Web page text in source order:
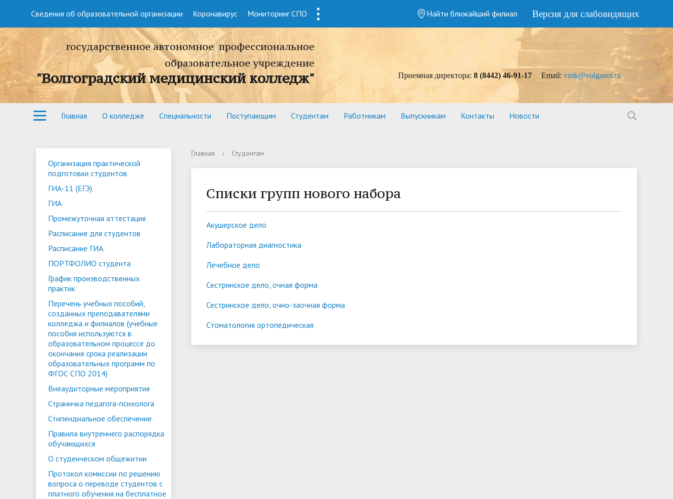
Сведения об образовательной организации Коронавирус Мониторинг СПО 1 Найти ближайший филиал Версия для слабовидящих
государственное автономное профессиональное
образовательное учреждение
"Волгоградский медицинский колледж" Приемная директора:8 (8442) 46-91-17 Еmail:vmk@volganet.ru
Главная О колледже Специальности Поступающим Студентам Работникам Выпускникам Контакты Новости
Организация практической
подготовки студентов
ГИА-11 (ЕГЭ)
ГИА
Промежуточная аттестация
Расписание для студентов
Расписание ГИА
ПОРТФОЛИО студента
График производственных
практик
Перечень учебных пособий,
созданных преподавателями
колледжа и филиалов (учебные
пособия используются в
образовательном процессе до
окончания срока реализации
образовательных программ по
ФГОС СПО 2014)
Внеаудиторные мероприятия
Страничка педагога-психолога
Стипендиальное обеспечение
Правила внутреннего распорядка
обучающихся
О студенческом общежитии
Протокол комиссии по решению
вопроса о переводе студентов с
платного обучения на бесплатное
Главная › Студентам
Списки групп нового набора
Акушерское дело
Лабораторная диагностика
Лечебное дело
Сестринское дело, очная форма
Сестринское дело, очно-заочная форма
Стоматология ортопедическая